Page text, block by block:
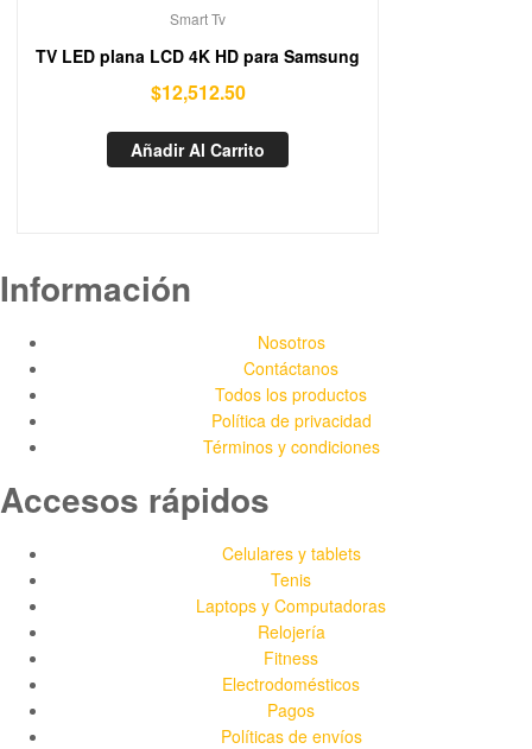
Smart Tv
TV LED plana LCD 4K HD para Samsung
$12,512.50
Añadir Al Carrito
Información
Nosotros
Contáctanos
Todos los productos
Política de privacidad
Términos y condiciones
Accesos rápidos
Celulares y tablets
Tenis
Laptops y Computadoras
Relojería
Fitness
Electrodomésticos
Pagos
Políticas de envíos